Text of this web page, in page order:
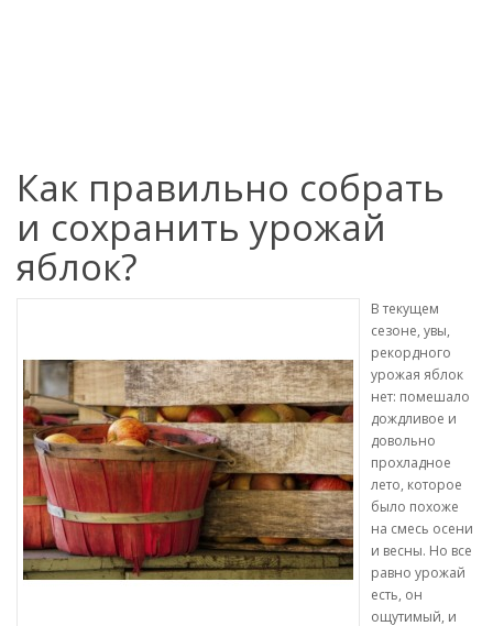
Как правильно собрать
и сохранить урожай
яблок?
В текущем
сезоне, увы,
рекордного
урожая яблок
нет: помешало
дождливое и
довольно
прохладное
лето, которое
было похоже
на смесь осени
и весны. Но все
равно урожай
есть, он
ощутимый, и